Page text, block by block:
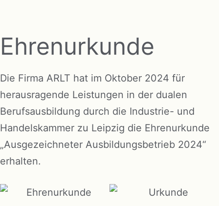
Ehrenurkunde
Die Firma ARLT hat im Oktober 2024 für
herausragende Leistungen in der dualen
Berufsausbildung durch die Industrie- und
Handelskammer zu Leipzig die Ehrenurkunde
„Ausgezeichneter Ausbildungsbetrieb 2024“
erhalten.